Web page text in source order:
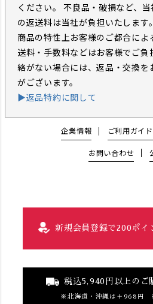
ください。 不良品・破損など、
の返送料は当社が負担いたします。
商品の特性上お客様のご都合によ
送料・手数料などはお客様でご
絡がない場合には、返品・交換を
がございます。
▶返品特約に関して
企業情報 ご利用ガイド
お問い合わせ
新規会員登録で200ポイ
税込5,940円以上のご
北海道・沖縄は＋968円